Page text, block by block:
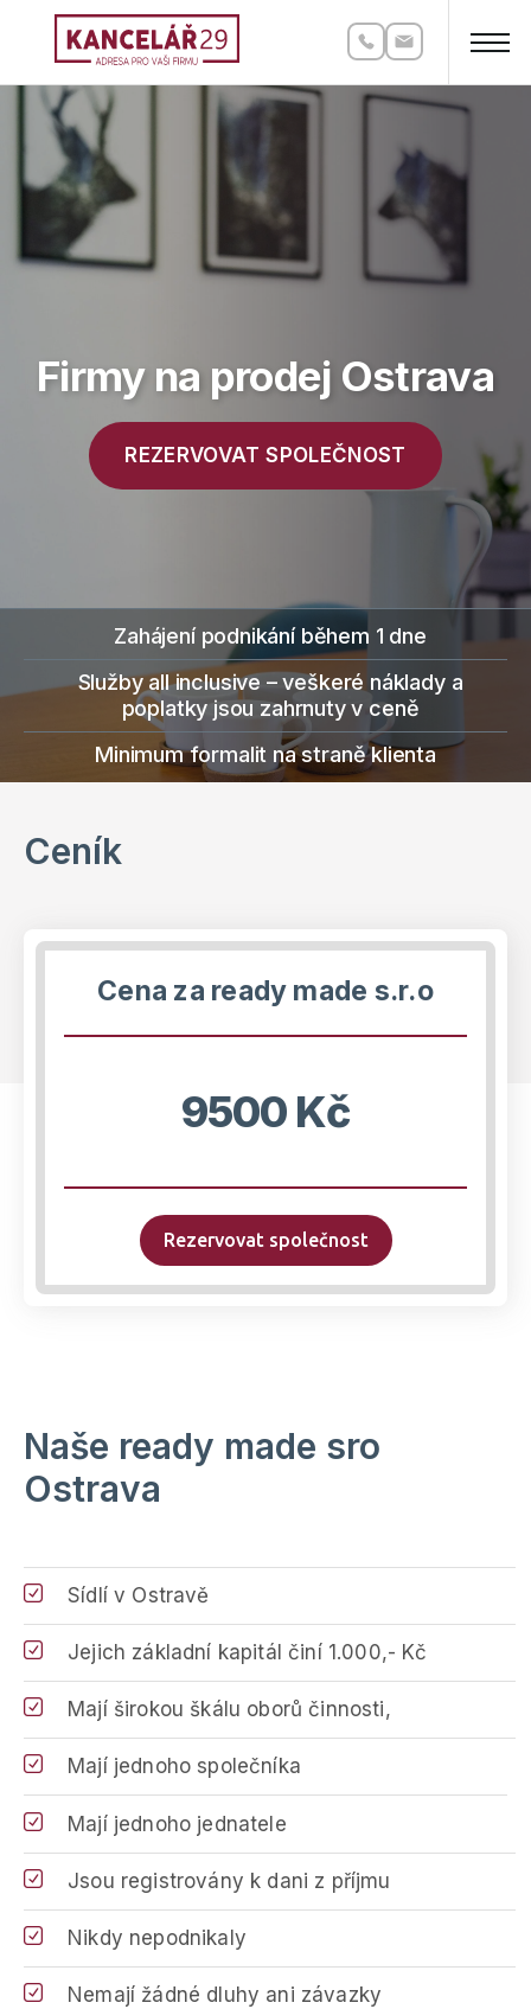
Firmy na prodej Ostrava
Zahájení podnikání během 1 dne
Služby all inclusive – veškeré náklady a
poplatky jsou zahrnuty v ceně
Minimum formalit na straně klienta
REZERVOVAT SPOLEČNOST
Ceník
Cena za ready made s.r.o
9500 Kč
Rezervovat společnost
Naše ready made sro
Ostrava
Sídlí v Ostravě
Jejich základní kapitál činí 1.000,- Kč
Mají širokou škálu oborů činnosti,
Mají jednoho společníka
Mají jednoho jednatele
Jsou registrovány k dani z příjmu
Nikdy nepodnikaly
Nemají žádné dluhy ani závazky